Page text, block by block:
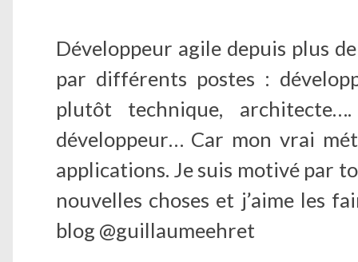
Développeur agile depuis plus
par différents postes :
plutôt technique,
développeur… Car mon vrai
applications. Je suis motivé par
nouvelles choses et j’aime les
blog @guillaumeehret